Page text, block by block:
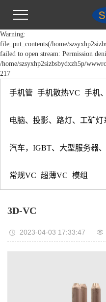
Warning:
file_put_contents(/home/
failed to open stream: Permission
/home/szsyxhp2sizbsbydxzh5p/
217
手机管 手机散热VC 手机
电脑、投影、路灯、工矿灯
汽车，IGBT、大型服务器
常规VC 超薄VC 模组
3D-VC
2023-04-03 17:33:47